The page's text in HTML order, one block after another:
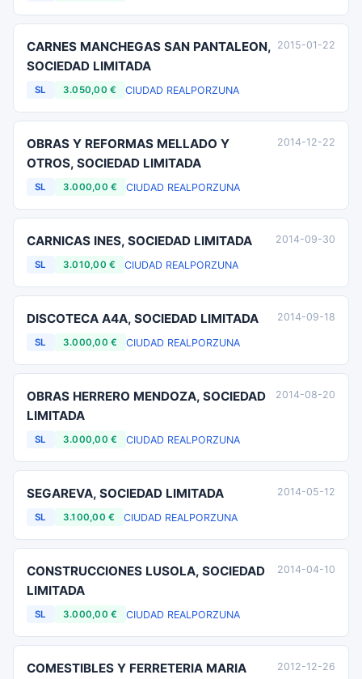
CARNES MANCHEGAS SAN PANTALEON,
SOCIEDAD LIMITADA
SL 3.050,00 € CIUDAD REAL PORZUNA
2015-01-22
OBRAS Y REFORMAS MELLADO Y
OTROS, SOCIEDAD LIMITADA
SL 3.000,00 € CIUDAD REAL PORZUNA
2014-12-22
CARNICAS INES, SOCIEDAD LIMITADA
SL 3.010,00 € CIUDAD REAL PORZUNA
2014-09-30
DISCOTECA A4A, SOCIEDAD LIMITADA
SL 3.000,00 € CIUDAD REAL PORZUNA
2014-09-18
OBRAS HERRERO MENDOZA, SOCIEDAD
LIMITADA
SL 3.000,00 € CIUDAD REAL PORZUNA
2014-08-20
SEGAREVA, SOCIEDAD LIMITADA
SL 3.100,00 € CIUDAD REAL PORZUNA
2014-05-12
CONSTRUCCIONES LUSOLA, SOCIEDAD
LIMITADA
SL 3.000,00 € CIUDAD REAL PORZUNA
2014-04-10
COMESTIBLES Y FERRETERIA MARIA
2012-12-26